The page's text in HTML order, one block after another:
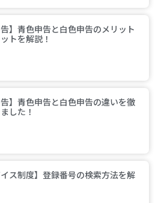
告】青色申告と白色申告のメリット
トを解説！
告】青色申告と白色申告の違いを徹
した！
イス制度】登録番号の検索方法を解